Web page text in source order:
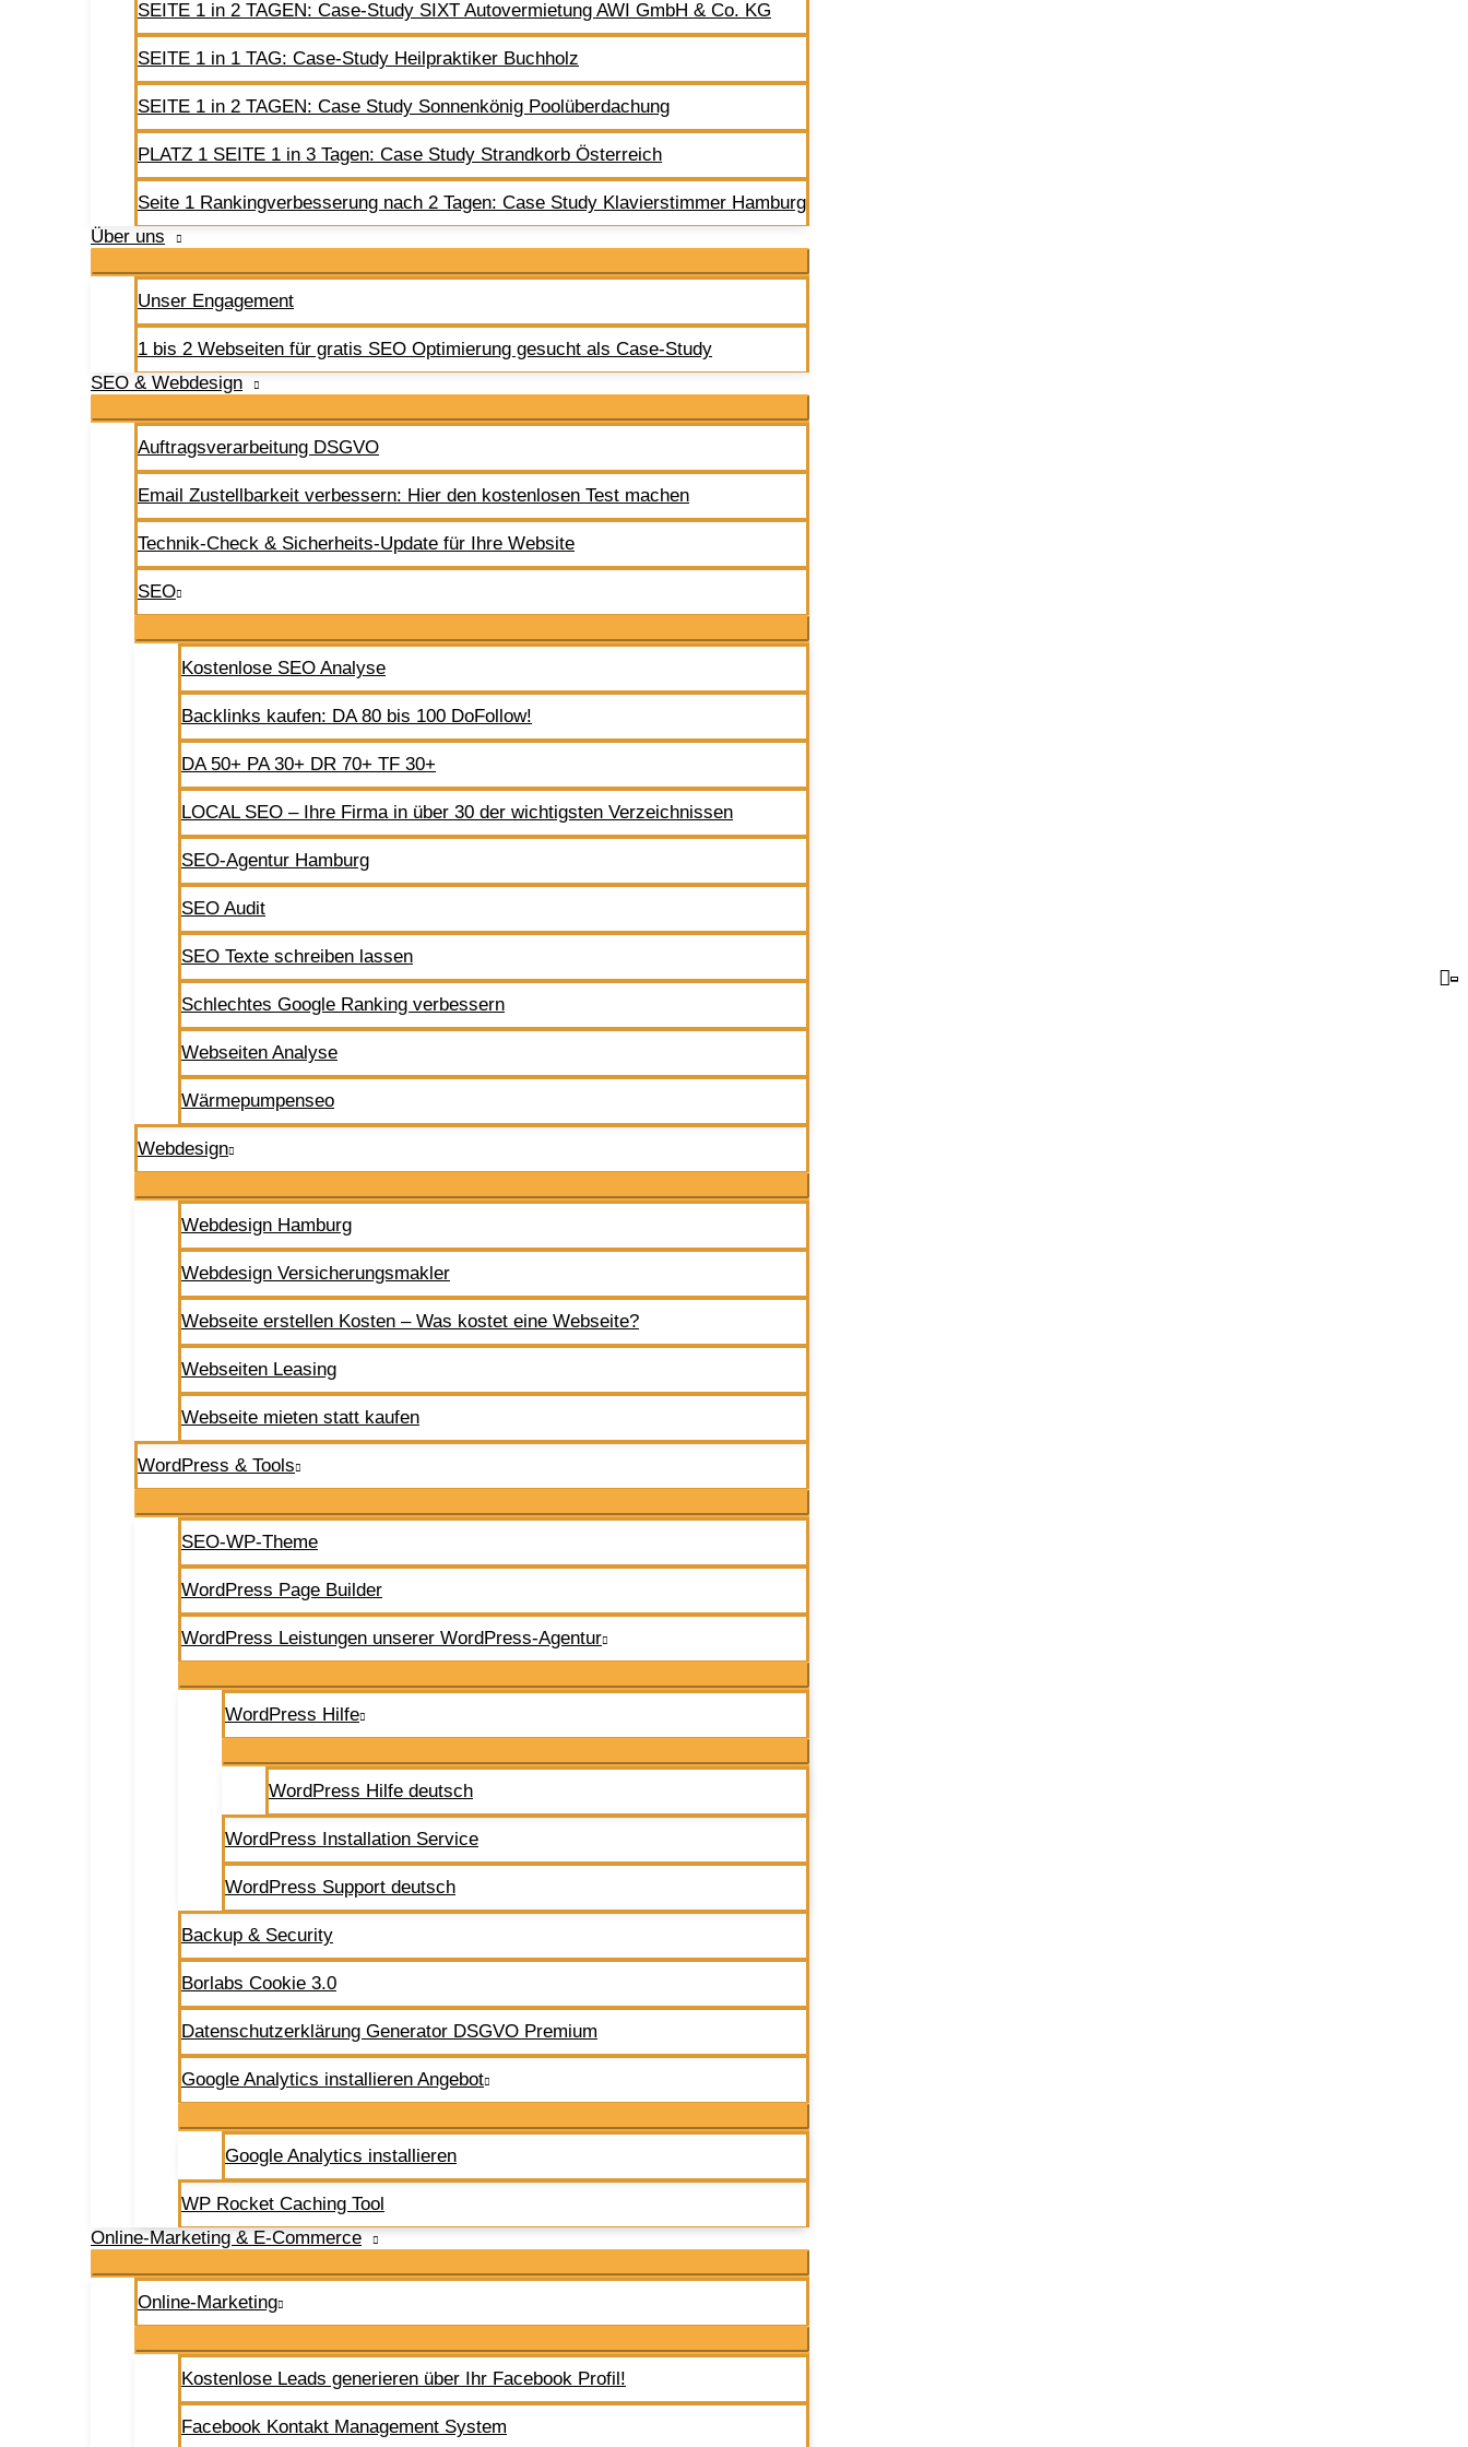
SEITE 1 in 2 TAGEN: Case-Study SIXT Autovermietung AWI GmbH & Co. KG
SEITE 1 in 1 TAG: Case-Study Heilpraktiker Buchholz
SEITE 1 in 2 TAGEN: Case Study Sonnenkönig Poolüberdachung
PLATZ 1 SEITE 1 in 3 Tagen: Case Study Strandkorb Österreich
Seite 1 Rankingverbesserung nach 2 Tagen: Case Study Klavierstimmer Hamburg
Über uns
Unser Engagement
1 bis 2 Webseiten für gratis SEO Optimierung gesucht als Case-Study
SEO & Webdesign
Auftragsverarbeitung DSGVO
Email Zustellbarkeit verbessern: Hier den kostenlosen Test machen
Technik-Check & Sicherheits-Update für Ihre Website
SEO
Kostenlose SEO Analyse
Backlinks kaufen: DA 80 bis 100 DoFollow!
DA 50+ PA 30+ DR 70+ TF 30+
LOCAL SEO – Ihre Firma in über 30 der wichtigsten Verzeichnissen
SEO-Agentur Hamburg
SEO Audit
SEO Texte schreiben lassen
Schlechtes Google Ranking verbessern
Webseiten Analyse
Wärmepumpenseo
Webdesign
Webdesign Hamburg
Webdesign Versicherungsmakler
Webseite erstellen Kosten – Was kostet eine Webseite?
Webseiten Leasing
Webseite mieten statt kaufen
WordPress & Tools
SEO-WP-Theme
WordPress Page Builder
WordPress Leistungen unserer WordPress-Agentur
WordPress Hilfe
WordPress Hilfe deutsch
WordPress Installation Service
WordPress Support deutsch
Backup & Security
Borlabs Cookie 3.0
Datenschutzerklärung Generator DSGVO Premium
Google Analytics installieren Angebot
Google Analytics installieren
WP Rocket Caching Tool
Online-Marketing & E-Commerce
Online-Marketing
Kostenlose Leads generieren über Ihr Facebook Profil!
Facebook Kontakt Management System